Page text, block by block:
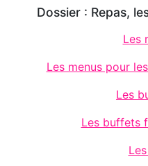
Dossier : Repas,
Les
Les menus pour
Les
Les buffets